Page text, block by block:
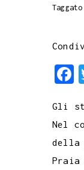
F
c
e
b
Gli
Nel
della
Praia